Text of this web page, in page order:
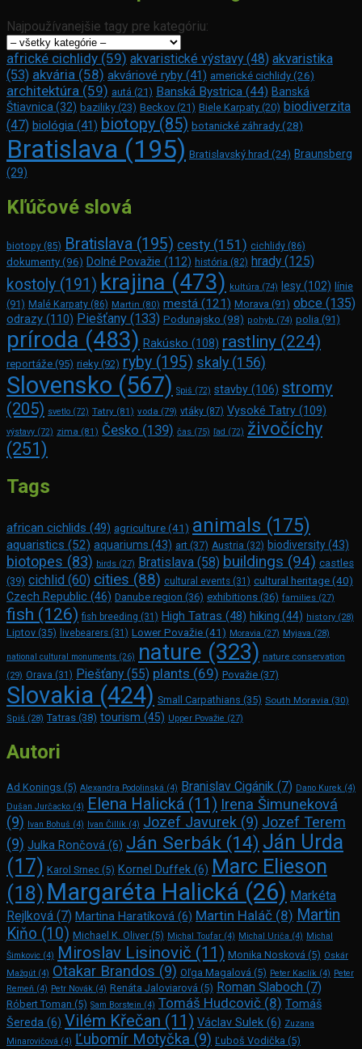
Najpoužívanejšie tagy pre kategóriu:
africké cichlidy (59) akvaristické výstavy (48) akvaristika
(53) akvária (58) akváriové ryby (41) americké cichlidy (26)
architektúra (59) autá (21) Banská Bystrica (44) Banská
Štiavnica (32) baziliky (23) Beckov (21) Biele Karpaty (20) biodiverzita
(47) biológia (41) biotopy (85) botanické záhrady(28)
Bratislava (195) Bratislavský hrad (24) Braunsberg
(29)
Kľúčové slová
biotopy (85) Bratislava (195) cesty (151) cichlidy (86)
dokumenty (96) Dolné Považie (112) história (82) hrady (125)
kostoly (191) krajina (473) kultúra (74) lesy(102) línie
(91) Malé Karpaty (86) Martin (80) mestá (121) Morava (91) obce (135)
odrazy (110) Piešťany (133) Podunajsko (98) pohyb (74) polia (91)
príroda (483) Rakúsko (108) rastliny (224)
reportáže (95) rieky (92) ryby (195) skaly (156)
Slovensko (567) Spiš (72) stavby (106) stromy
(205) svetlo (72) Tatry (81) voda (79) vtáky (87) Vysoké Tatry (109)
výstavy (72) zima (81) Česko (139) čas (75) ľad (72) živočíchy
(251)
Tags
african cichlids (49) agriculture(41) animals (175)
aquaristics (52) aquariums (43) art (37) Austria (32) biodiversity(43)
biotopes (83) birds (27) Bratislava (58) buildings (94) castles
(39) cichlid (60) cities (88) cultural events (31) cultural heritage (40)
Czech Republic (46) Danube region (36) exhibitions (36) families (27)
fish (126) fish breeding (31) High Tatras (48) hiking (44) history (28)
Liptov (35) livebearers (31) Lower Považie(41) Moravia (27) Myjava (28)
national cultural monuments (26) nature (323) nature conservation
(29) Orava (31) Piešťany (55) plants (69) Považie (37)
Slovakia (424) Small Carpathians (35) South Moravia (30)
Spiš (28) Tatras (38) tourism (45) Upper Považie (27)
Autori
Ad Konings (5) Alexandra Podolinská (4) Branislav Cigánik (7) Dano Kurek (4)
Dušan Jurčacko (4) Elena Halická (11) Irena Šimuneková
(9)
Ivan Bohuš (4) Ivan Čillík (4) Jozef Javurek (9) Jozef Terem
(9) Julka Rončová (6) Ján Serbák (14) Ján Urda
(17) Karol Srnec (5) Kornel Duffek (6) Marc Elie­son
(18) Margaréta Halická (26) Markéta
Rejlková (7) Martina Haratíková (6) Martin Haláč (8) Martin
Kiňo (10) Michael K. Oliver (5) Michal Toufar (4) Michal Uriča (4) Michal
Šimkovic (4) Miroslav Lisinovič (11) Monika Nosková (5) Oskár
Mažgút (4) Otakar Brandos (9) Oľga Magalová (5) Peter Kaclík (4) Peter
Remeň (4) Petr Novák (4) Renáta Jaloviarová (5) Roman Slaboch (7)
Róbert Toman (5) Sam Bors­tein (4) Tomáš Hudcovič (8) Tomáš
Šereda (6) Vilém Křečan (11) Václav Sulek (6) Zuzana
Minarovičová (4) Ľubomír Motyčka (9) Ľuboš Vodička (5)